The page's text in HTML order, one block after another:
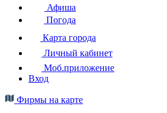
Афиша
Погода
Карта города
Личный кабинет
Моб.приложение
Вход
Фирмы на карте